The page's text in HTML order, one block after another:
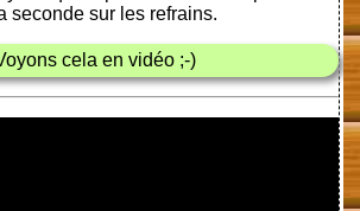
seconde sur les refrains.
cela en vidéo ;-)